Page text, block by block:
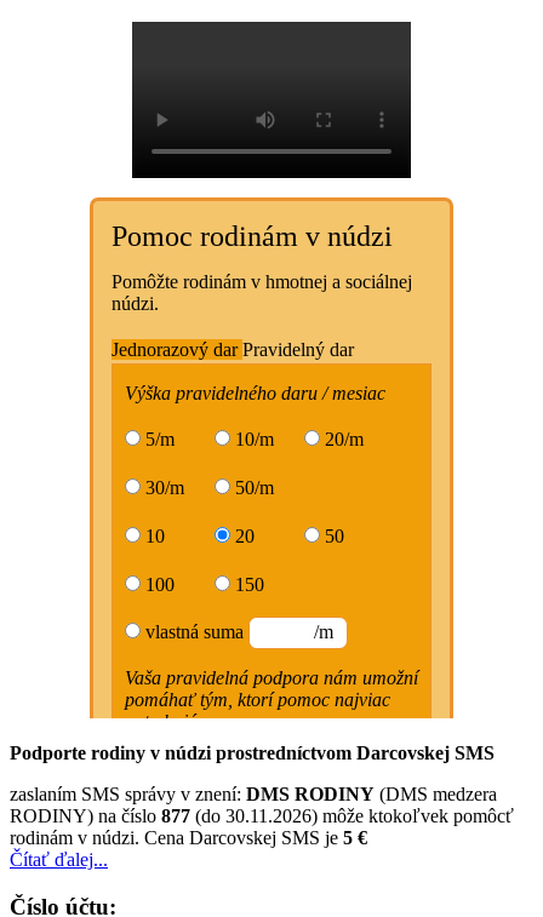
Podporte rodiny v núdzi prostredníctvom Darcovskej SMS
zaslaním SMS správy v znení: DMS RODINY (DMS medzera
RODINY) na číslo 877 (do 30.11.2026) môže ktokoľvek pomôcť
rodinám v núdzi. Cena Darcovskej SMS je 5 €
Čítať ďalej...
Číslo účtu: